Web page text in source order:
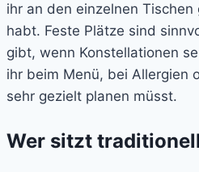
ihr an den einzelnen
habt. Feste Plätze sind
gibt, wenn Konstellationen
ihr beim Menü, bei Allergien
sehr gezielt planen müsst.
Wer sitzt